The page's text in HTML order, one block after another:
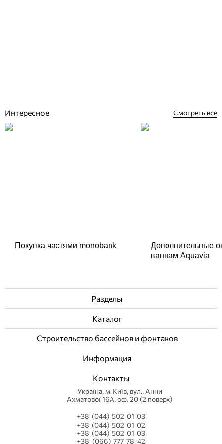
Интересное Смотреть все
Покупка частями monobank
Дополнительные
ваннам Aquavia
Разделы
Каталог
Строительство бассейнов и фонтанов
Информация
Контакты
Українa, м. Київ, вул., Анни
Ахматової 16А, оф. 20 (2 поверх)
+38 (044) 502 01 03
+38 (044) 502 01 02
+38 (044) 502 01 03
+38 (066) 777 78 42